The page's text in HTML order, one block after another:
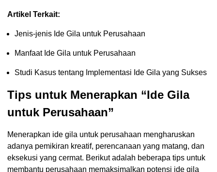
Artikel Terkait:
Jenis-jenis Ide Gila untuk Perusahaan
Manfaat Ide Gila untuk Perusahaan
Studi Kasus tentang Implementasi Ide Gila yang Sukses
Tips untuk Menerapkan “Ide Gila
untuk Perusahaan”
Menerapkan ide gila untuk perusahaan mengharuskan
adanya pemikiran kreatif, perencanaan yang matang, dan
eksekusi yang cermat. Berikut adalah beberapa tips untuk
membantu perusahaan memaksimalkan potensi ide gila